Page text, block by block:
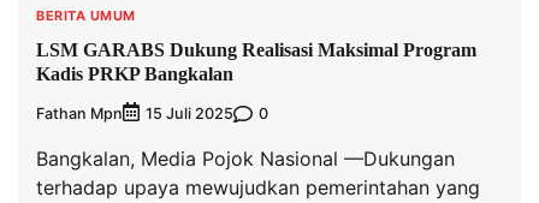
BERITA UMUM
LSM GARABS Dukung Realisasi Maksimal Program
Kadis PRKP Bangkalan
Fathan Mpn 15 Juli 2025 0
Bangkalan, Media Pojok Nasional —Dukungan
terhadap upaya mewujudkan pemerintahan yang